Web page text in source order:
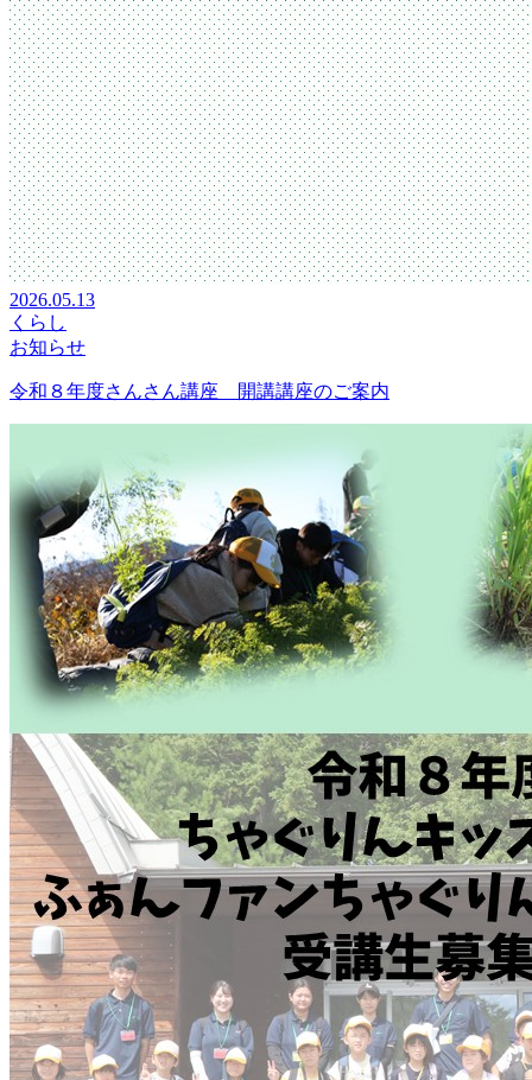
2026.05.13
くらし
お知らせ
令和８年度さんさん講座 開講講座のご案内